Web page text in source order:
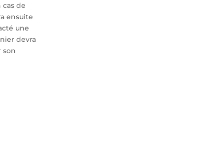
cas de
ensuite
une
devra
son